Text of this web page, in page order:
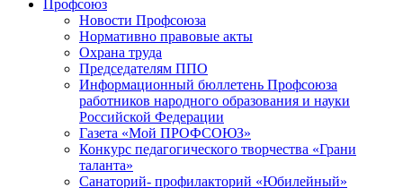
Профсоюз
Новости Профсоюза
Нормативно правовые акты
Охрана труда
Председателям ППО
Информационный бюллетень Профсоюза
работников народного образования и науки
Российской Федерации
Газета «Мой ПРОФСОЮЗ»
Конкурс педагогического творчества «Грани
таланта»
Санаторий- профилакторий «Юбилейный»